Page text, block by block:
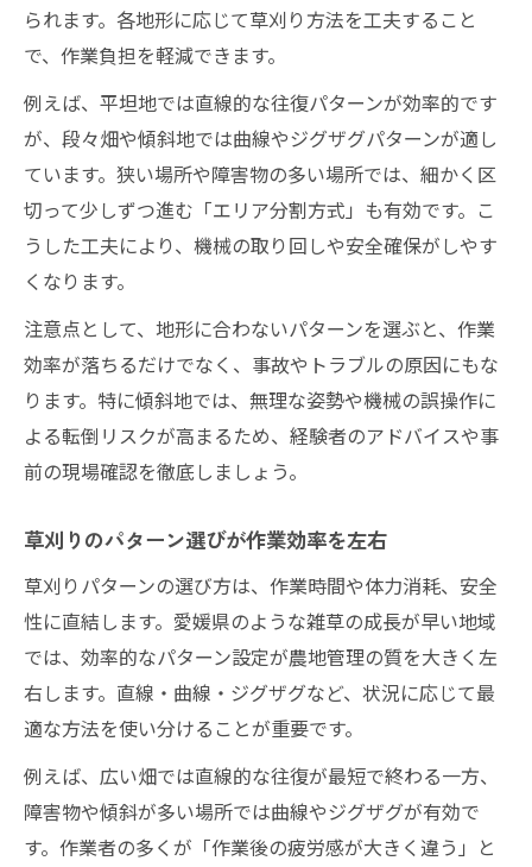
草刈りで直線・曲線を組み合わせる効果
草刈り作業の幅を広げるパターン選択
草刈りの直線・曲線・ジグザグ比較解説
られます。各地形に応じて草刈り方法を工夫すること
で、作業負担を軽減できます。
例えば、平坦地では直線的な往復パターンが効率的です
が、段々畑や傾斜地では曲線やジグザグパターンが適し
ています。狭い場所や障害物の多い場所では、細かく区
切って少しずつ進む「エリア分割方式」も有効です。こ
うした工夫により、機械の取り回しや安全確保がしやす
くなります。
注意点として、地形に合わないパターンを選ぶと、作業
効率が落ちるだけでなく、事故やトラブルの原因にもな
ります。特に傾斜地では、無理な姿勢や機械の誤操作に
よる転倒リスクが高まるため、経験者のアドバイスや事
前の現場確認を徹底しましょう。
草刈りのパターン選びが作業効率を左右
草刈りパターンの選び方は、作業時間や体力消耗、安全
性に直結します。愛媛県のような雑草の成長が早い地域
では、効率的なパターン設定が農地管理の質を大きく左
右します。直線・曲線・ジグザグなど、状況に応じて最
適な方法を使い分けることが重要です。
例えば、広い畑では直線的な往復が最短で終わる一方、
障害物や傾斜が多い場所では曲線やジグザグが有効で
す。作業者の多くが「作業後の疲労感が大きく違う」と